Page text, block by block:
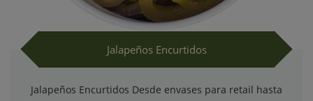
Jalapeños Encurtidos
Jalapeños Encurtidos Desde envases para retail hasta